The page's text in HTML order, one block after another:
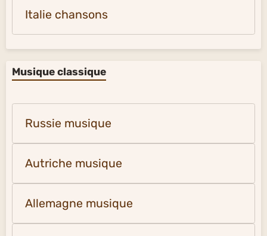
Italie chansons
Musique classique
Russie musique
Autriche musique
Allemagne musique